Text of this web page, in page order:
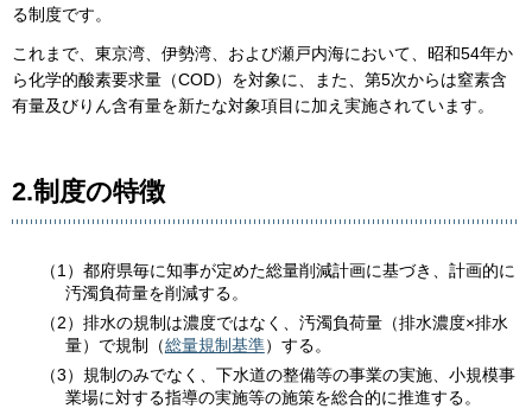
る制度です。
これまで、東京湾、伊勢湾、および瀬戸内海において、昭和54年か
ら化学的酸素要求量（COD）を対象に、また、第5次からは窒素含
有量及びりん含有量を新たな対象項目に加え実施されています。
2.制度の特徴
（1）都府県毎に知事が定めた総量削減計画に基づき、計画的に
汚濁負荷量を削減する。
（2）排水の規制は濃度ではなく、汚濁負荷量（排水濃度×排水
量）で規制（総量規制基準）する。
（3）規制のみでなく、下水道の整備等の事業の実施、小規模事
業場に対する指導の実施等の施策を総合的に推進する。